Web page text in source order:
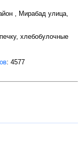
, Мирабад улица,
хлебобулочные
: 4577